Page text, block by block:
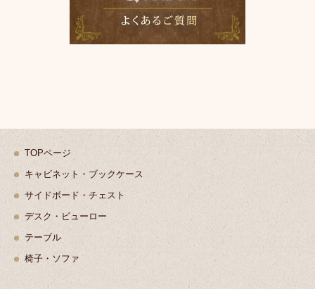
TOPページ
キャビネット・ブックケース
サイドボード・チェスト
デスク・ビューロー
テーブル
椅子・ソファ